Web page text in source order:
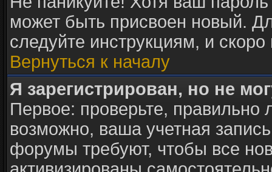
может быть присвоен новый.
следуйте инструкциям, и
Вернуться к началу
Я зарегистрирован, но не
Первое: проверьте,
возможно, ваша учетная
форумы требуют, чтобы все